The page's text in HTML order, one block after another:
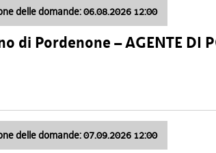
delle domande: 06.08.2026 12:00
di Pordenone – AGENTE DI
delle domande: 07.09.2026 12:00